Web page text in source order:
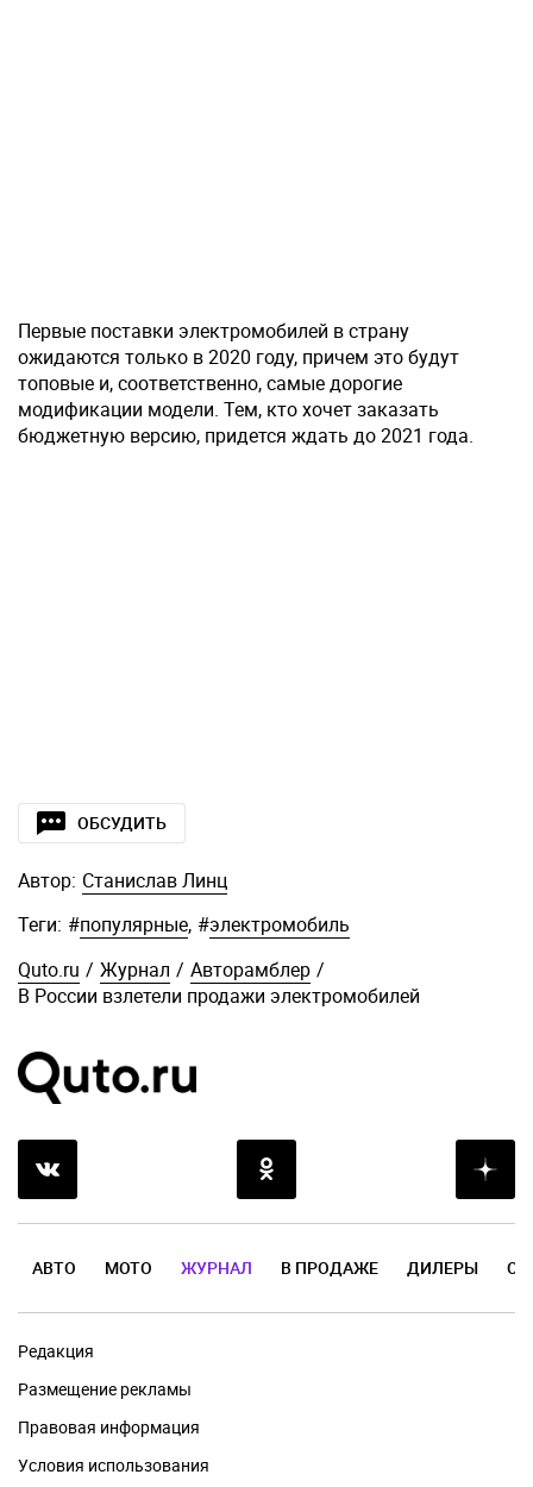
Первые поставки электромобилей в страну
ожидаются только в 2020 году, причем это будут
топовые и, соответственно, самые дорогие
модификации модели. Тем, кто хочет заказать
бюджетную версию, придется ждать до 2021 года.
ОБСУДИТЬ
Автор: Станислав Линц
Теги: #популярные, #электромобиль
Quto.ru / Журнал / Авторамблер /
В России взлетели продажи электромобилей
АВТО МОТО ЖУРНАЛ В ПРОДАЖЕ ДИЛЕРЫ
Редакция
Размещение рекламы
Правовая информация
Условия использования